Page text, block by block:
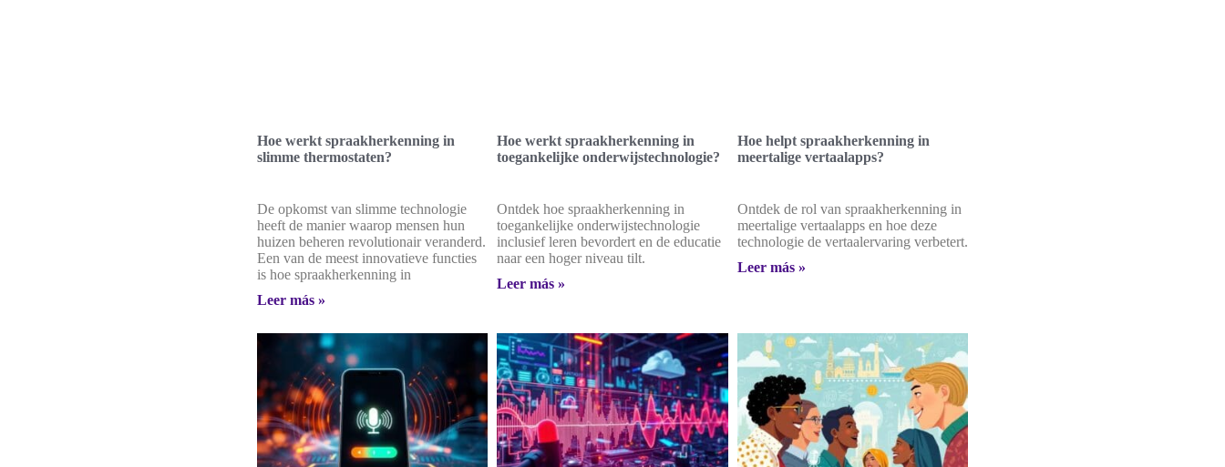
Hoe werkt spraakherkenning in
slimme thermostaten?
De opkomst van slimme technologie
heeft de manier waarop mensen hun
huizen beheren revolutionair veranderd.
Een van de meest innovatieve functies
is hoe spraakherkenning in
Leer más »
Hoe werkt spraakherkenning in
toegankelijke onderwijstechnologie?
Ontdek hoe spraakherkenning in
toegankelijke onderwijstechnologie
inclusief leren bevordert en de educatie
naar een hoger niveau tilt.
Leer más »
Hoe helpt spraakherkenning in
meertalige vertaalapps?
Ontdek de rol van spraakherkenning in
meertalige vertaalapps en hoe deze
technologie de vertaalervaring verbetert.
Leer más »